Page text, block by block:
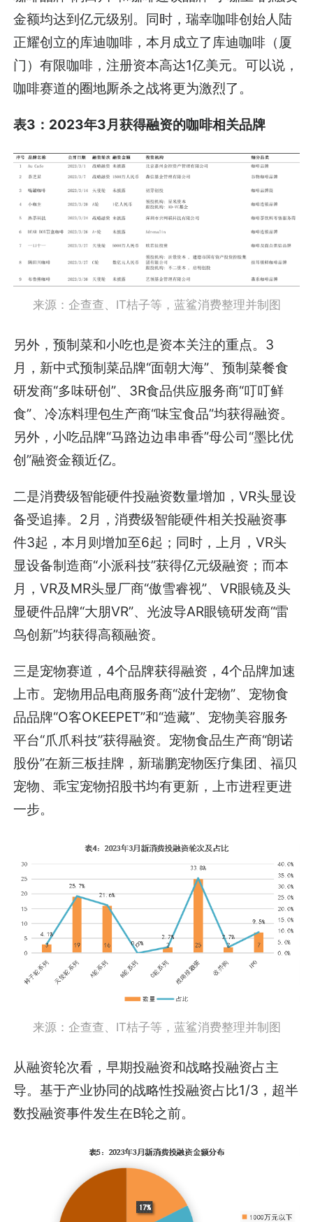
金额均达到亿元级别。同时，瑞幸咖啡创始人陆
正耀创立的库迪咖啡，本月成立了库迪咖啡（厦
门）有限咖啡，注册资本高达1亿美元。可以说，
咖啡赛道的圈地厮杀之战将更为激烈了。
表3：2023年3月获得融资的咖啡相关品牌
来源：企查查、IT桔子等，蓝鲨消费整理并制图
另外，预制菜和小吃也是资本关注的重点。3
月，新中式预制菜品牌“面朝大海”、预制菜餐食
研发商“多味研创”、3R食品供应服务商“叮叮鲜
食”、冷冻料理包生产商“味宝食品”均获得融资。
另外，小吃品牌“马路边边串串香”母公司“墨比优
创”融资金额近亿。
二是消费级智能硬件投融资数量增加，VR头显设
备受追捧。2月，消费级智能硬件相关投融资事
件3起，本月则增加至6起；同时，上月，VR头
显设备制造商“小派科技”获得亿元级融资；而本
月，VR及MR头显厂商“傲雪睿视”、VR眼镜及头
显硬件品牌“大朋VR”、光波导AR眼镜研发商“雷
鸟创新”均获得高额融资。
三是宠物赛道，4个品牌获得融资，4个品牌加速
上市。宠物用品电商服务商“波什宠物”、宠物食
品品牌“O客OKEEPET”和“造藏”、宠物美容服务
平台“爪爪科技”获得融资。宠物食品生产商“朗诺
股份”在新三板挂牌，新瑞鹏宠物医疗集团、福贝
宠物、乖宝宠物招股书均有更新，上市进程更进
一步。
来源：企查查、IT桔子等，蓝鲨消费整理并制图
从融资轮次看，早期投融资和战略投融资占主
导。基于产业协同的战略性投融资占比1/3，超半
数投融资事件发生在B轮之前。